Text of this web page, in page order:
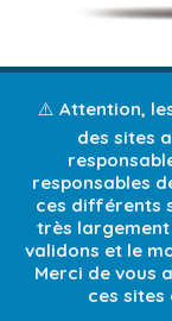
⚠️ Attention,
des sites
responsables
ces différents
très largement
validons et le
Merci de vous
ces